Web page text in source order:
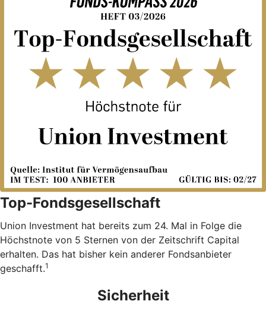
Top-Fondsgesellschaft
Union Investment hat bereits zum 24. Mal in Folge die
Höchstnote von 5 Sternen von der Zeitschrift Capital
erhalten. Das hat bisher kein anderer Fondsanbieter
geschafft.1
Sicherheit